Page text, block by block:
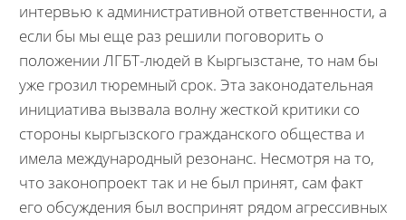
интервью к административной ответственности, а
если бы мы еще раз решили поговорить о
положении ЛГБТ-людей в Кыргызстане, то нам бы
уже грозил тюремный срок. Эта законодательная
инициатива вызвала волну жесткой критики со
стороны кыргызского гражданского общества и
имела международный резонанс. Несмотря на то,
что законопроект так и не был принят, сам факт
его обсуждения был воспринят рядом агрессивных